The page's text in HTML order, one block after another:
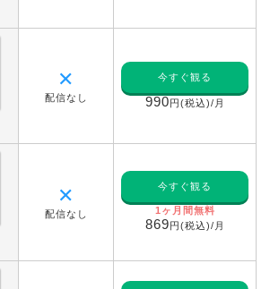
✕
配信なし
今すぐ観る
990円(税込)/月
✕
配信なし
今すぐ観る
1ヶ月間無料
869円(税込)/月